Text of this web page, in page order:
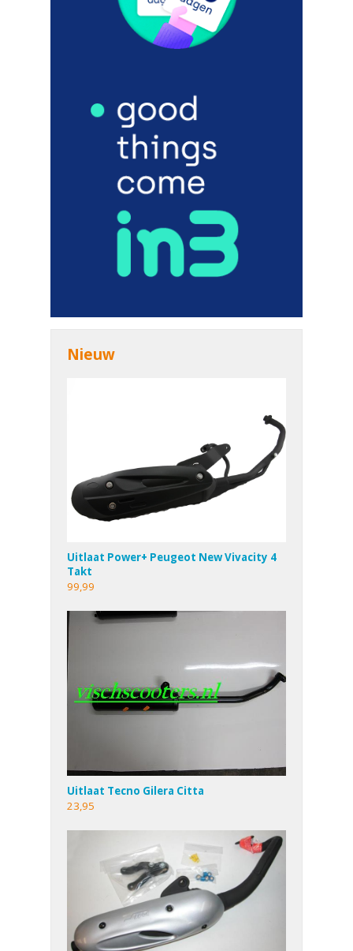
Nieuw
Uitlaat Power+ Peugeot New Vivacity 4
Takt
99,99
Uitlaat Tecno Gilera Citta
23,95